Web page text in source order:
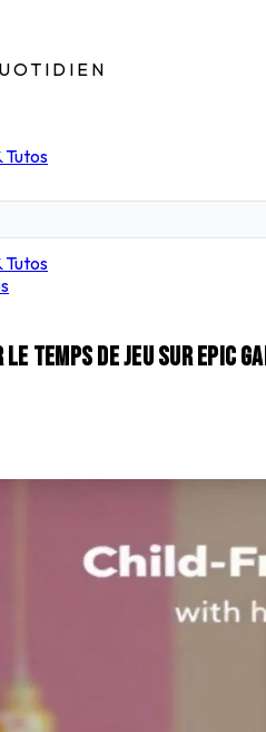
Tutos
Tutos
temps de jeu sur Epic